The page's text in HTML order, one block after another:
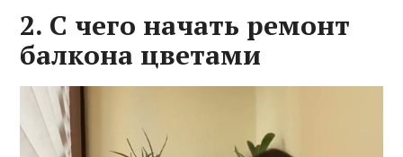
2. С чего начать ремонт
балкона цветами